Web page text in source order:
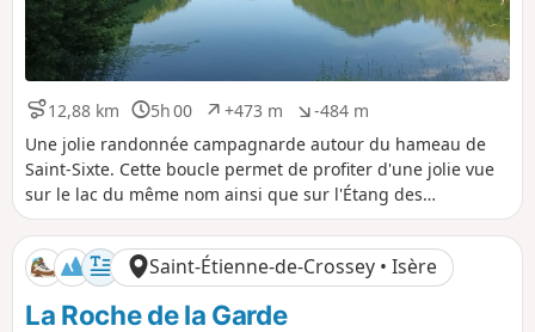
12,88 km
D
i
s
t
a
n
c
e
5h 00
D
u
r
é
e
+473 m
D
é
n
i
v
e
l
é
p
o
-484 m
D
é
n
i
v
e
l
é
n
Une jolie randonnée campagnarde autour du hameau de
Saint-Sixte. Cette boucle permet de profiter d'une jolie vue
sur le lac du même nom ainsi que sur l'Étang des
Chartreux.
Saint-Étienne-de-Crossey • Isère
La Roche de la Garde